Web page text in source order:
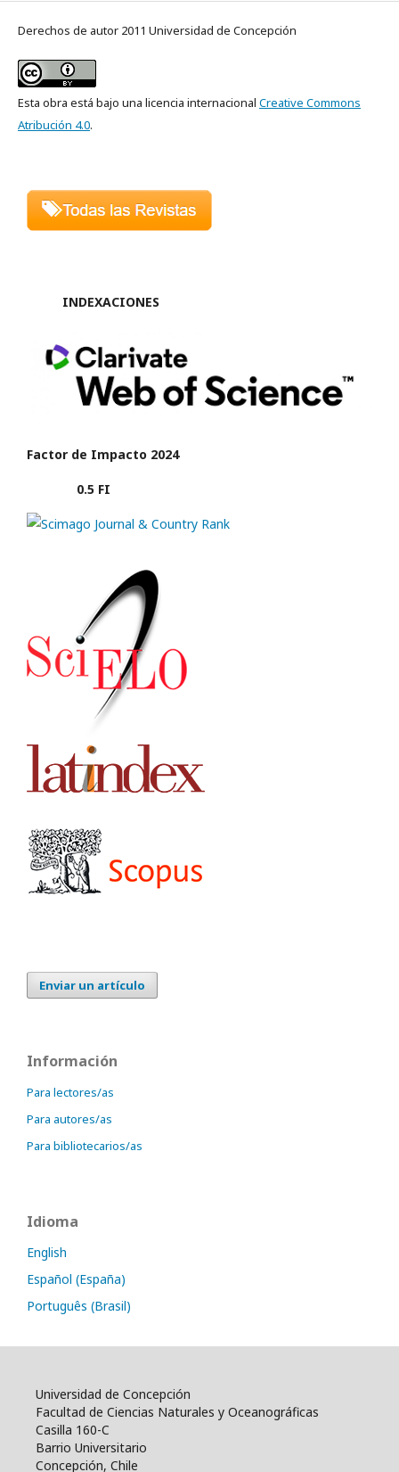
Derechos de autor 2011 Universidad de Concepción
Esta obra está bajo una licencia internacional Creative Commons
Atribución 4.0.
INDEXACIONES
Factor de Impacto 2024
0.5 FI
Enviar un artículo
Información
Para lectores/as
Para autores/as
Para bibliotecarios/as
Idioma
English
Español (España)
Português (Brasil)
Universidad de Concepción
Facultad de Ciencias Naturales y Oceanográficas
Casilla 160-C
Barrio Universitario
Concepción, Chile